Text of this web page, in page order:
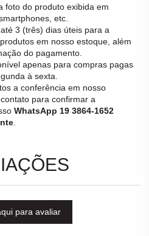
foto do produto exibida em
etc.
3 (três) dias úteis para a
em nosso estoque, além
do pagamento.
apenas para compras pagas
à sexta.
a conferência em nosso
para confirmar a
WhatsApp 19 3864-1652
para avaliar